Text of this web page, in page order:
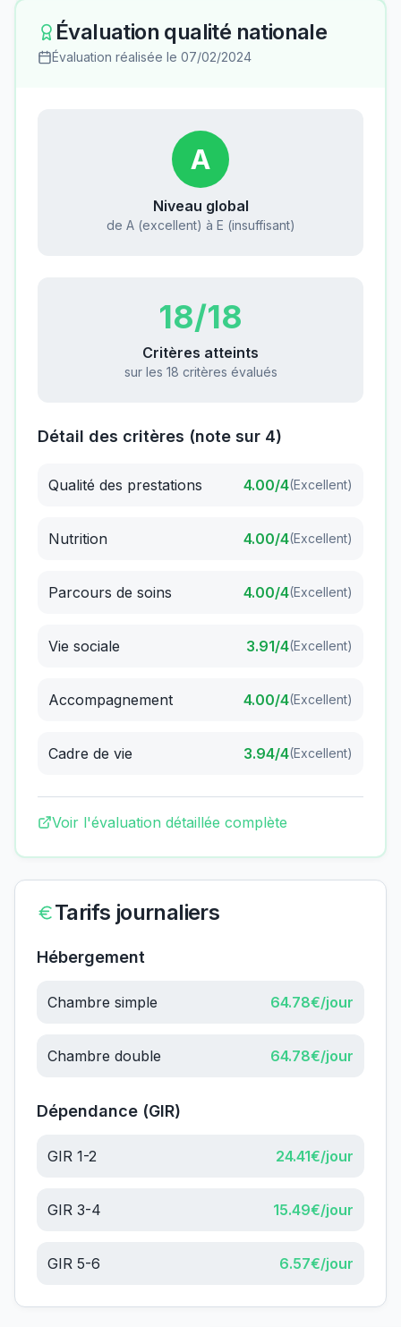
Évaluation qualité nationale
Évaluation réalisée le 07/02/2024
A
Niveau global
de A (excellent) à E (insuffisant)
18/18
Critères atteints
sur les 18 critères évalués
Détail des critères (note sur 4)
Qualité des prestations 4.00/4(Excellent)
Nutrition 4.00/4(Excellent)
Parcours de soins 4.00/4(Excellent)
Vie sociale 3.91/4(Excellent)
Accompagnement 4.00/4(Excellent)
Cadre de vie 3.94/4(Excellent)
Voir l'évaluation détaillée complète
Tarifs journaliers
Hébergement
Chambre simple 64.78€/jour
Chambre double 64.78€/jour
Dépendance (GIR)
GIR 1-2 24.41€/jour
GIR 3-4 15.49€/jour
GIR 5-6 6.57€/jour